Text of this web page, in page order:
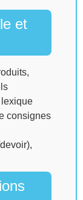
et
lexique
consignes